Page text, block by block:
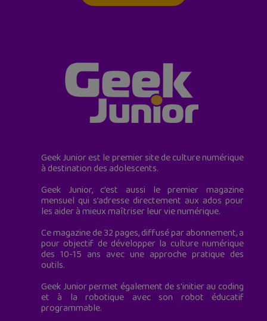
Geek Junior est le premier site de culture numérique
à destination des adolescents.
Geek Junior, c’est aussi le premier magazine
mensuel qui s’adresse directement aux ados pour
les aider à mieux maîtriser leur vie numérique.
Ce magazine de 32 pages, diffusé par abonnement, a
pour objectif de développer la culture numérique
des 10-15 ans avec une approche pratique des
outils.
Geek Junior permet également de s'initier au coding
et à la robotique avec son robot éducatif
programmable.